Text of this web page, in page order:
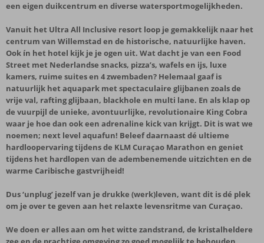
een eigen duikcentrum en diverse watersportmogelijkheden.
Vanuit het Ultra All Inclusive resort loop je gemakkelijk naar het
centrum van Willemstad en de historische, natuurlijke haven.
Ook ín het hotel kijk je je ogen uit. Wat dacht je van een Food
Street met Nederlandse snacks, pizza’s, wafels en ijs, luxe
kamers, ruime suites en 4 zwembaden? Helemaal gaaf is
natuurlijk het aquapark met spectaculaire glijbanen zoals de
vrije val, rafting glijbaan, blackhole en multi lane. En als klap op
de vuurpijl de unieke, avontuurlijke, revolutionaire King Cobra
waar je hoe dan ook een adrenaline kick van krijgt. Dit is wat we
noemen; next level aquafun! Beleef daarnaast dé ultieme
hardloopervaring tijdens de KLM Curaçao Marathon en geniet
tijdens het hardlopen van de adembenemende uitzichten en de
warme Caribische gastvrijheid!
Dus ‘unplug’ jezelf van je drukke (werk)leven, want dit is dé plek
om je over te geven aan het relaxte levensritme van Curaçao.
We doen er alles aan om het witte zandstrand, de kristalheldere